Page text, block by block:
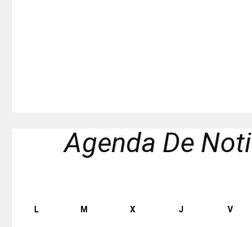
Agenda De
L M X J V